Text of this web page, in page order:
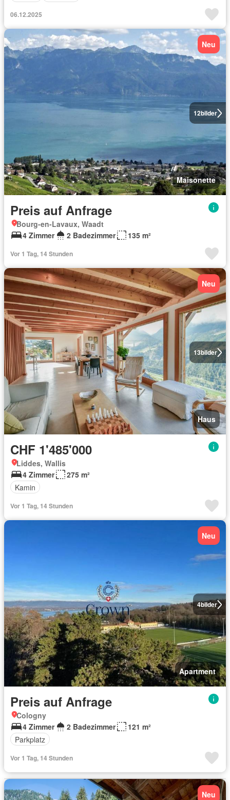
06.12.2025
12bilder
Neu
Maisonette
Preis auf Anfrage
Bourg-en-Lavaux, Waadt
4 Zimmer
2 Badezimmer 135 m²
Vor 1 Tag, 14 Stunden
13bilder
Neu
Haus
CHF 1'485'000
Liddes, Wallis
4 Zimmer
275 m²
Kamin
Vor 1 Tag, 14 Stunden
4bilder
Neu
Apartment
Preis auf Anfrage
Cologny
4 Zimmer
2 Badezimmer
121 m²
Parkplatz
Vor 1 Tag, 14 Stunden
Neu